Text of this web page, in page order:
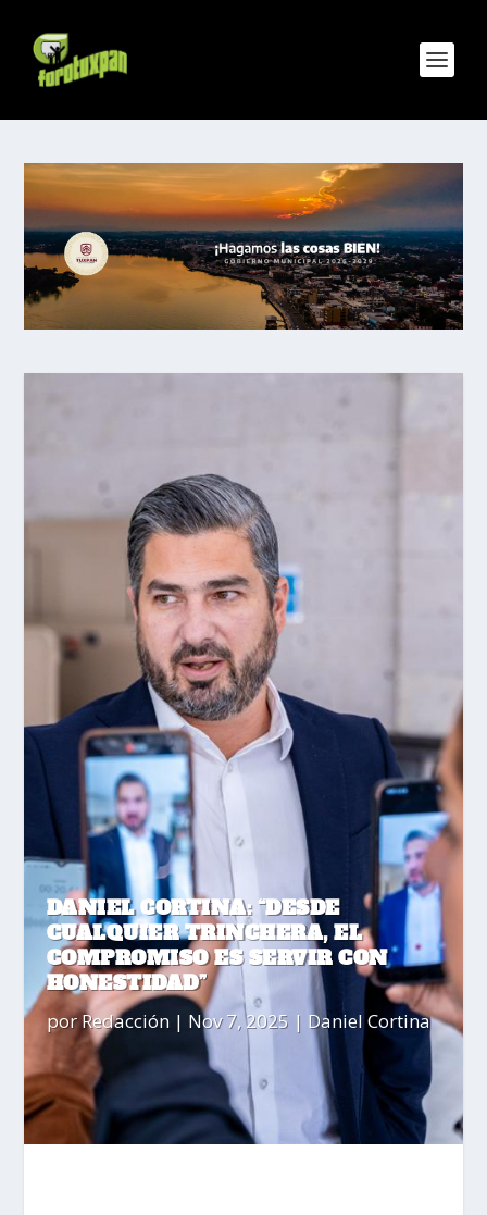
DANIEL CORTINA: “DESDE
CUALQUIER TRINCHERA, EL
COMPROMISO ES SERVIR CON
HONESTIDAD”
porRedacción | Nov 7, 2025 | Daniel Cortina